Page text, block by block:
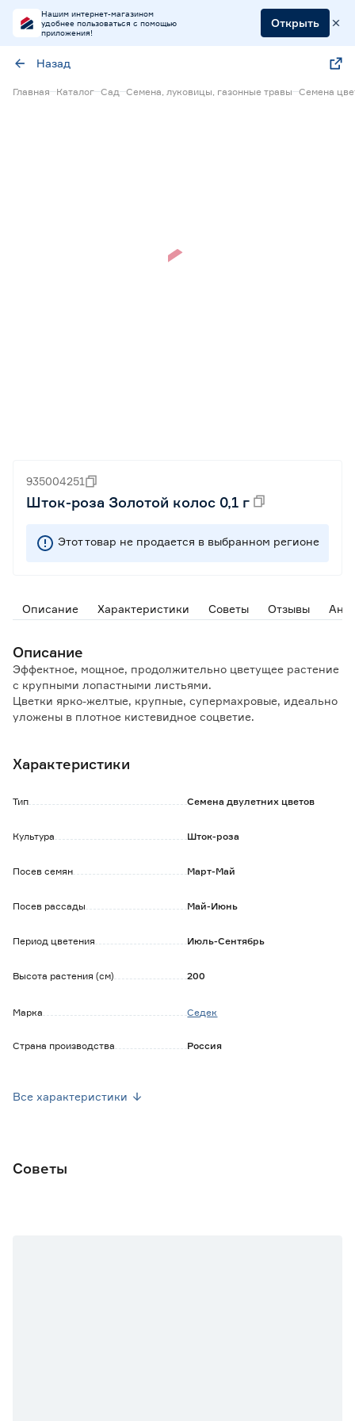
Нашим интернет-магазином
удобнее пользоваться с помощью
приложения!
Открыть
Назад
Главная Каталог Сад Семена, луковицы, газонные травы Семена
935004251
Шток-роза Золотой колос 0,1 г
Этот товар не продается в выбранном регионе
Описание Характеристики Советы Отзывы
Описание
Эффектное, мощное, продолжительно цветущее растение
с крупными лопастными листьями.
Цветки ярко-желтые, крупные, супермахровые, идеально
уложены в плотное кистевидное соцветие.
плодородной почвой.
живых изгородей, декорирования стен.
Характеристики
Тип Семена двулетних цветов
Культура Шток-роза
Посев семян Март-Май
Посев рассады Май-Июнь
Период цветения Июль-Сентябрь
Высота растения (см) 200
Марка Седек
Страна производства Россия
Все характеристики
Советы